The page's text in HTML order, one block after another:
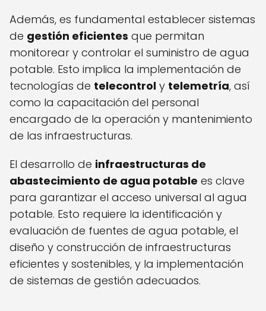
Además, es fundamental establecer sistemas
de gestión eficientes que permitan
monitorear y controlar el suministro de agua
potable. Esto implica la implementación de
tecnologías de telecontrol y telemetría, así
como la capacitación del personal
encargado de la operación y mantenimiento
de las infraestructuras.
El desarrollo de infraestructuras de
abastecimiento de agua potable es clave
para garantizar el acceso universal al agua
potable. Esto requiere la identificación y
evaluación de fuentes de agua potable, el
diseño y construcción de infraestructuras
eficientes y sostenibles, y la implementación
de sistemas de gestión adecuados.